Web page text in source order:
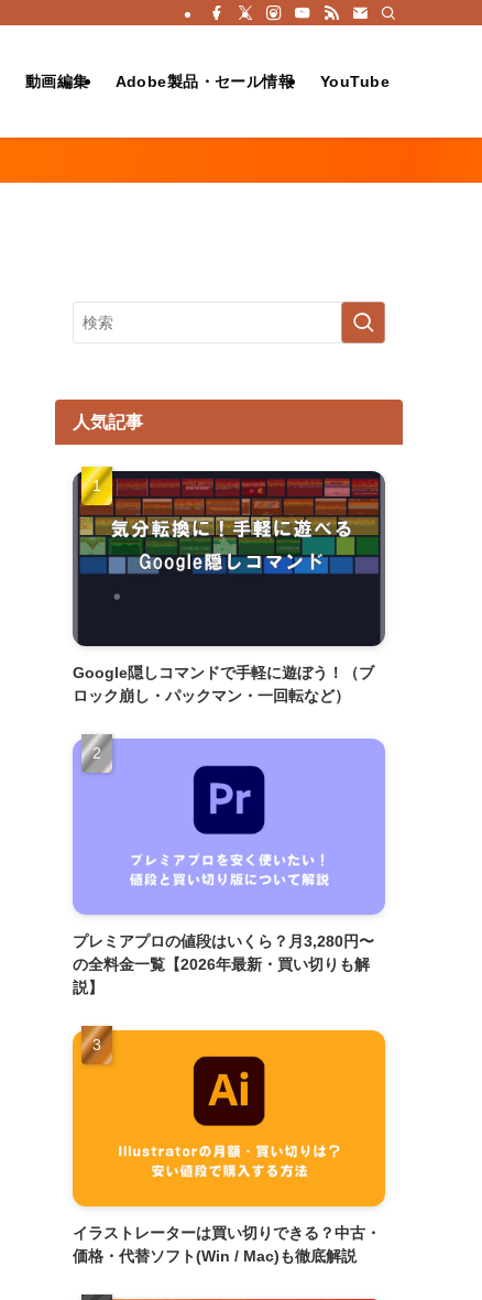
動画編集 Adobe製品・セール情報 YouTube
人気記事
Google隠しコマンドで手軽に遊ぼう！（ブ
ロック崩し・パックマン・一回転など）
プレミアプロの値段はいくら？月3,280円〜
の全料金一覧【2026年最新・買い切りも解
説】
イラストレーターは買い切りできる？中古・
価格・代替ソフト(Win / Mac)も徹底解説